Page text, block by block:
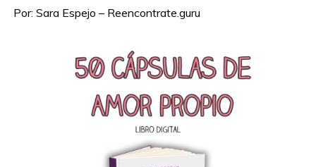
Por: Sara Espejo – Reencontrate.guru